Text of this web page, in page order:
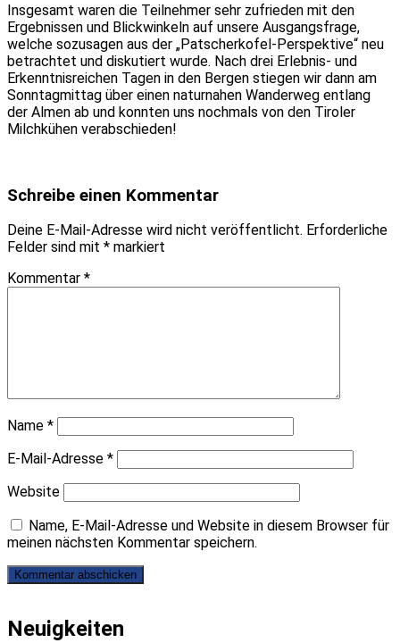
Insgesamt waren die Teilnehmer sehr zufrieden mit den
Ergebnissen und Blickwinkeln auf unsere Ausgangsfrage,
welche sozusagen aus der „Patscherkofel-Perspektive“ neu
betrachtet und diskutiert wurde. Nach drei Erlebnis- und
Erkenntnisreichen Tagen in den Bergen stiegen wir dann am
Sonntagmittag über einen naturnahen Wanderweg entlang
der Almen ab und konnten uns nochmals von den Tiroler
Milchkühen verabschieden!
Schreibe einen Kommentar
Deine E-Mail-Adresse wird nicht veröffentlicht. Erforderliche
Felder sind mit * markiert
Kommentar *
Name *
E-Mail-Adresse *
Website
Name, E-Mail-Adresse und Website in diesem Browser für
meinen nächsten Kommentar speichern.
Neuigkeiten